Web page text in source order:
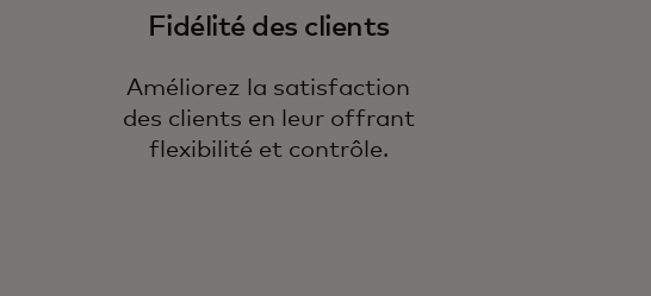
Fidélité des clients
Améliorez la satisfaction
des clients en leur offrant
flexibilité et contrôle.